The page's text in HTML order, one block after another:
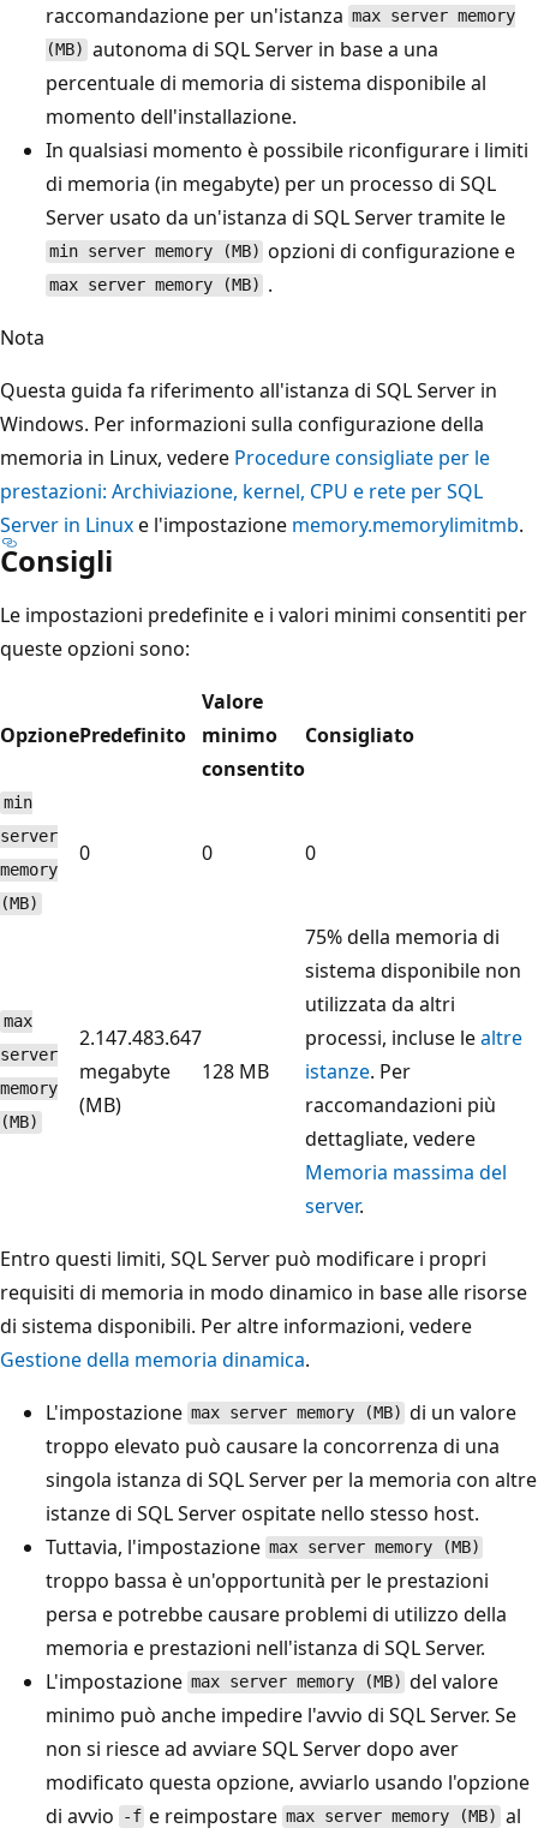
raccomandazione per un'istanza max server memory
(MB) autonoma di SQL Server in base a una
percentuale di memoria di sistema disponibile al
momento dell'installazione.
In qualsiasi momento è possibile riconfigurare i limiti
di memoria (in megabyte) per un processo di SQL
Server usato da un'istanza di SQL Server tramite le
min server memory (MB) opzioni di configurazione e
max server memory (MB) .
Nota
Questa guida fa riferimento all'istanza di SQL Server in
Windows. Per informazioni sulla configurazione della
memoria in Linux, vedere Procedure consigliate per le
prestazioni: Archiviazione, kernel, CPU e rete per SQL
Server in Linuxe l'impostazione memory.memorylimitmb.
Consigli
Le impostazioni predefinite e i valori minimi consentiti per
queste opzioni sono:
OpzionePredefinito
Valore
minimo
consentito
Consigliato
min
server
memory
(MB)
0 0 0
max
server
memory
(MB)
2.147.483.647
megabyte
(MB)
128 MB
75% della memoria di
sistema disponibile non
utilizzata da altri
processi, incluse lealtre
istanze. Per
raccomandazioni più
dettagliate, vedere
Memoria massima del
server.
Entro questi limiti, SQL Server può modificare i propri
requisiti di memoria in modo dinamico in base alle risorse
di sistema disponibili. Per altre informazioni, vedere
Gestione della memoria dinamica.
L'impostazione max server memory (MB) di un valore
troppo elevato può causare la concorrenza di una
singola istanza di SQL Server per la memoria con altre
istanze di SQL Server ospitate nello stesso host.
Tuttavia, l'impostazione max server memory (MB)
troppo bassa è un'opportunità per le prestazioni
persa e potrebbe causare problemi di utilizzo della
memoria e prestazioni nell'istanza di SQL Server.
L'impostazione max server memory (MB) del valore
minimo può anche impedire l'avvio di SQL Server. Se
non si riesce ad avviare SQL Server dopo aver
modificato questa opzione, avviarlo usando l'opzione
di avvio
-f e reimpostare max server memory (MB) al